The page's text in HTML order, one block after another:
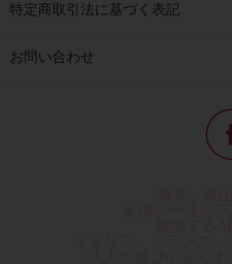
特定商取引法に基づく表記
お問い合わせ